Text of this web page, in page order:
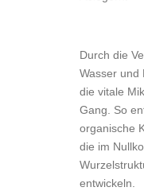
Durch die
Wasser und
die vitale
Gang. So
organische
die im
entwickeln.